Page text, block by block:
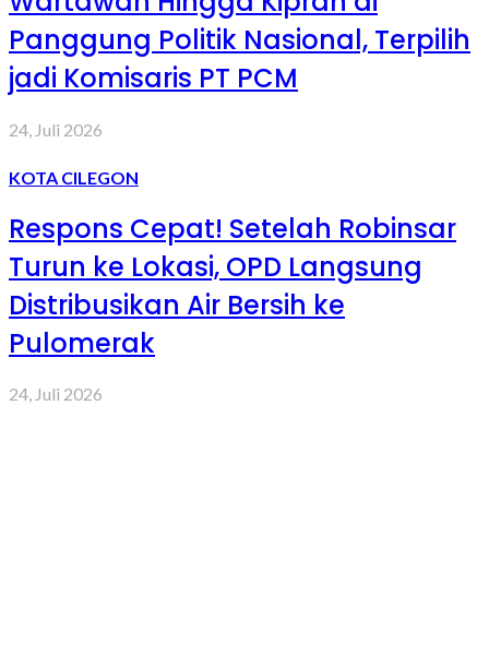
Panggung Politik Nasional, Terpilih
jadi Komisaris PT PCM
24, Juli 2026
KOTA CILEGON
Respons Cepat! Setelah Robinsar
Turun ke Lokasi, OPD Langsung
Distribusikan Air Bersih ke
Pulomerak
24, Juli 2026